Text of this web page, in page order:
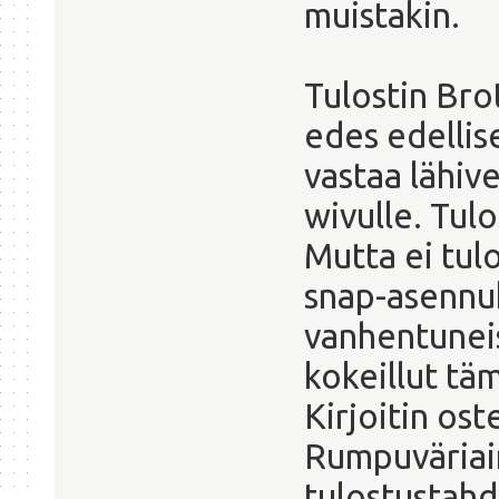
muistakin.
Tulostin
edes
vastaa
wivulle.
Mutta ei
snap-
kokeillut
Kirjoitin